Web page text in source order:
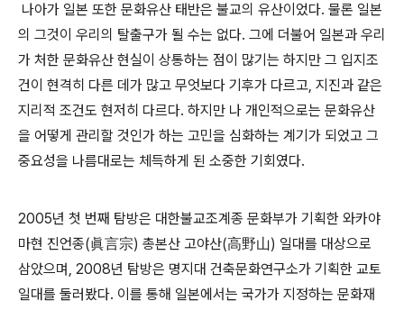
나아가 일본 또한 문화유산 태반은 불교의 유산이었다. 물론 일본
의 그것이 우리의 탈출구가 될 수는 없다. 그에 더불어 일본과 우리
가 처한 문화유산 현실이 상통하는 점이 많기는 하지만 그 입지조
건이 현격히 다른 데가 많고 무엇보다 기후가 다르고, 지진과 같은
지리적 조건도 현저히 다르다. 하지만 나 개인적으로는 문화유산
을 어떻게 관리할 것인가 하는 고민을 심화하는 계기가 되었고 그
중요성을 나름대로는 체득하게 된 소중한 기회였다.
2005년 첫 번째 탐방은 대한불교조계종 문화부가 기획한 와카야
마현 진언종(眞言宗) 총본산 고야산(高野山) 일대를 대상으로
삼았으며, 2008년 탐방은 명지대 건축문화연구소가 기획한 교토
일대를 둘러봤다. 이를 통해 일본에서는 국가가 지정하는 문화재